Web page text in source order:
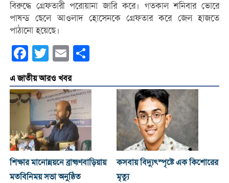
বিরুদ্ধে গ্রেফতারী পরোয়ানা জারি করে। গতকাল শনিবার ভোরে
পাষন্ড ছেলে আওলাদ হোসেনকে গ্রেফতার করে জেল হাজতে
পাঠানো হয়েছে।
Facebook
Twitter Email
এ জাতীয় আরও খবর
শিক্ষার মানোন্নয়নে ব্রাহ্মণবাড়িয়ায়
মতবিনিময় সভা অনুষ্ঠিত
কসবায় বিদ্যুৎস্পৃষ্টে এক কিশোরের
মৃত্যু